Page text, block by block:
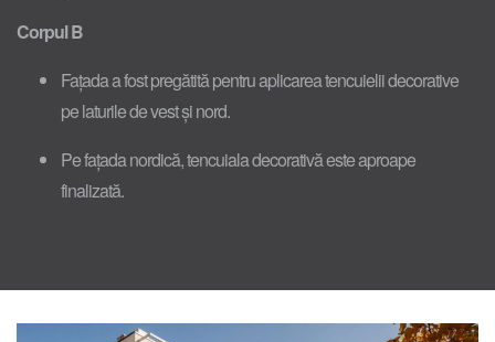
Corpul B
Fațada a fost pregătită pentru aplicarea tencuielii decorative
pe laturile de vest și nord.
Pe fațada nordică, tencuiala decorativă este aproape
finalizată.